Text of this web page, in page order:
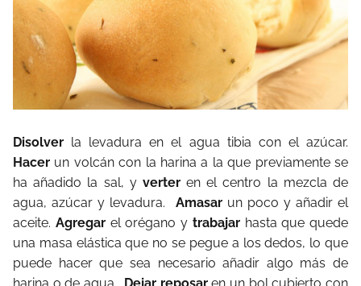
Disolver la levadura en el agua tibia con el azúcar.
Hacer un volcán con la harina a la que previamente se
ha añadido la sal, y verteren el centro la mezcla de
agua, azúcar y levadura. Amasar un poco y añadir el
aceite. Agregar el orégano y trabajar hasta que quede
una masa elástica que no se pegue a los dedos, lo que
puede hacer que sea necesario añadir algo más de
harina o de agua. Dejar reposaren un bol cubierto con